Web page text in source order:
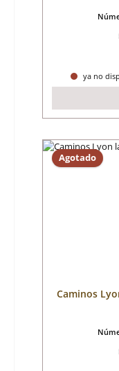
ya no
Agotado
Caminos